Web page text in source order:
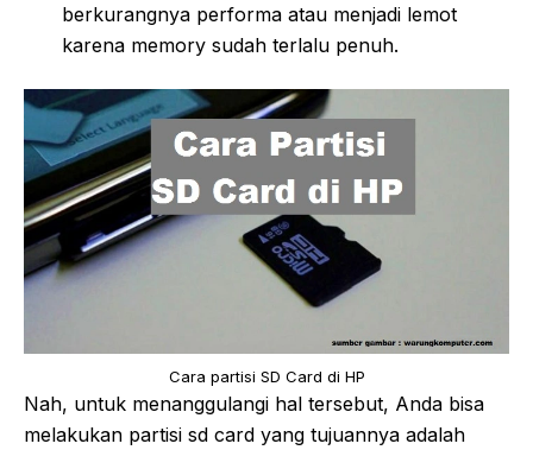
berkurangnya performa atau menjadi lemot
karena memory sudah terlalu penuh.
Cara partisi SD Card di HP
Nah, untuk menanggulangi hal tersebut, Anda bisa
melakukan partisi sd card yang tujuannya adalah